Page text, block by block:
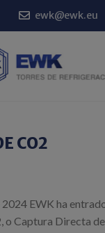
ewk@ewk.eu
CO2
2024 EWK ha
o Captura Directa